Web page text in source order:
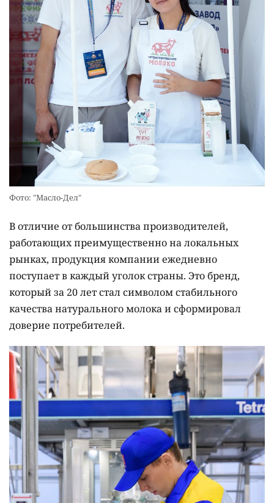
Фото: "Масло-Дел"
В отличие от большинства производителей,
работающих преимущественно на локальных
рынках, продукция компании ежедневно
поступает в каждый уголок страны. Это бренд,
который за 20 лет стал символом стабильного
качества натурального молока и сформировал
доверие потребителей.